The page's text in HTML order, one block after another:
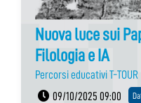
Nuova luce sui
Filologia e IA
Percorsi educativi T-TOUR
09/10/2025 09:00